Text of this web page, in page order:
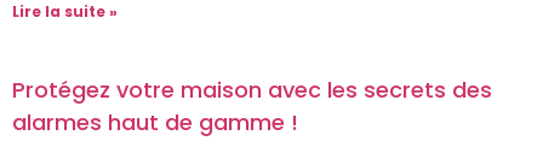
Lire la suite »
Protégez votre maison avec les secrets des
alarmes haut de gamme !